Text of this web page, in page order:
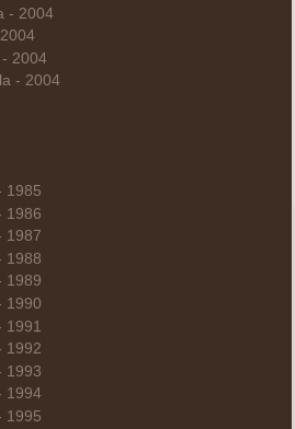
- 2004
2004
- 2004
1985
1986
1987
1988
1989
1990
1991
1992
1993
1994
1995